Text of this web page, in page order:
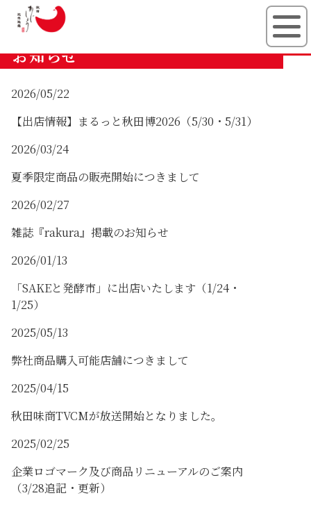
有限会社秋田
お知らせ
2026/05/22
【出店情報】まるっと秋田博2026（5/30・5/31）
2026/03/24
夏季限定商品の販売開始につきまして
2026/02/27
雑誌『rakura』掲載のお知らせ
2026/01/13
「SAKEと発酵市」に出店いたします（1/24・
1/25）
2025/05/13
弊社商品購入可能店舗につきまして
2025/04/15
秋田味商TVCMが放送開始となりました。
2025/02/25
企業ロゴマーク及び商品リニューアルのご案内
（3/28追記・更新）